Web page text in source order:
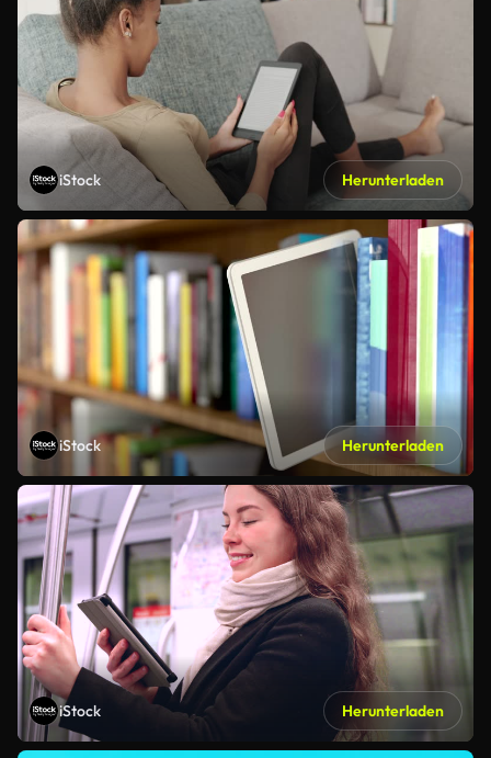
iStock Herunterladen
iStock Herunterladen
iStock Herunterladen